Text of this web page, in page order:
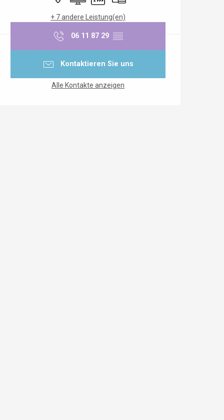
+ 7 andere Leistung(en)
06 11 87 29 ▒▒
Kontaktieren Sie uns
Alle Kontakte anzeigen